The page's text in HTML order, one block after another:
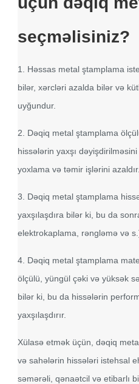
seçməlisiniz?
1. Həssas metal ştamplama
bilər, xərcləri azalda bilər və
uyğundur.
2. Dəqiq metal ştamplama
hissələrin yaxşı
yoxlama və təmir işlərini azaldır.
3. Dəqiq metal ştamplama
yaxşılaşdıra bilər ki, bu da
elektrokaplama, rəngləmə və
4. Dəqiq metal ştamplama
ölçülü, yüngül çəki və yüksək
bilər ki, bu da hissələrin
yaxşılaşdırır.
Xülasə etmək üçün, dəqiq
və sahələrin hissələri istehsal
səmərəli, qənaətcil və etibarlı